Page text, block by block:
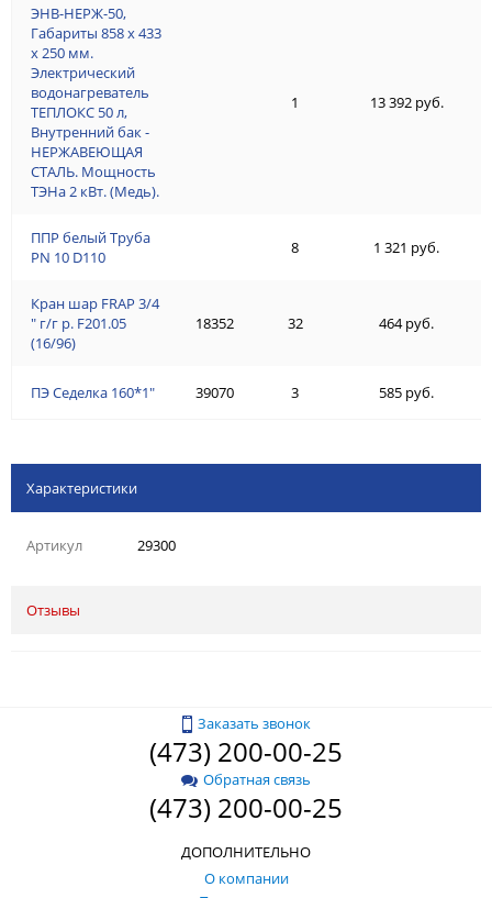
ЭНВ-НЕРЖ-50,
Габариты 858 х 433
х 250 мм.
Электрический
водонагреватель
ТЕПЛОКС 50 л,
Внутренний бак -
НЕРЖАВЕЮЩАЯ
СТАЛЬ. Мощность
ТЭНа 2 кВт. (Медь).
ППР белый Труба
PN 10 D110
Кран шар FRAP 3/4
" г/г р. F201.05
(16/96)
ПЭ Седелка 160*1"
1 13 392 руб.
8 1 321 руб.
18352 32 464 руб.
39070 3 585 руб.
Характеристики
Артикул 29300
Отзывы
Заказать звонок
(473) 200-00-25
Обратная связь
(473) 200-00-25
ДОПОЛНИТЕЛЬНО
О компании